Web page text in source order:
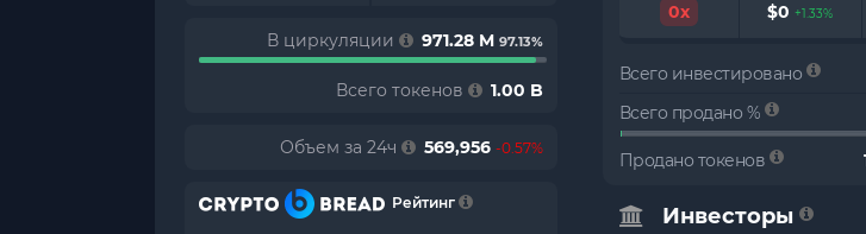
В циркуляции 971.28 M 97.13%
Всего токенов 1.00 B
Объем за 24ч 569,956 -0.57%
Рейтинг
0x $0 +1.33%
Всего инвестировано
Всего продано %
Продано токенов
Инвесторы